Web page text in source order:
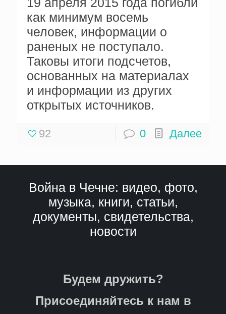
как минимум восемь
человек, информации о
раненых не поступало.
Таковы итоги подсчетов,
основанных на материалах
и информации из других
открытых источников.
92 0 Далее
Война в Чечне: видео, фото,
музыка, книги, статьи,
документы, свидетельства,
новости
Будем дружить?
Присоединяйтесь к нам в